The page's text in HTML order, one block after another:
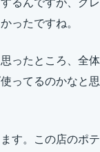
るんですが、グレ
ったですね。
ったところ、全体
ってるのかなと思
す。この店のポテ